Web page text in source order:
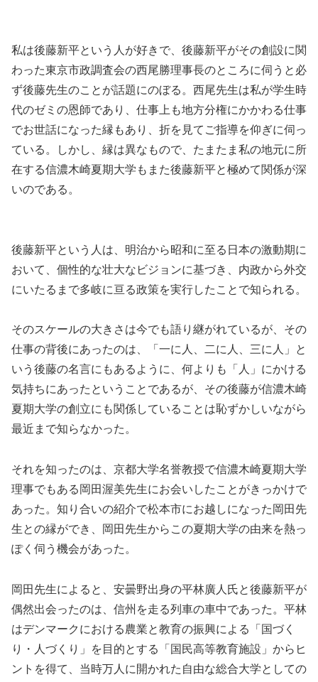
私は後藤新平という人が好きで、後藤新平がその創設に関
わった東京市政調査会の西尾勝理事長のところに伺うと必
ず後藤先生のことが話題にのぼる。西尾先生は私が学生時
代のゼミの恩師であり、仕事上も地方分権にかかわる仕事
でお世話になった縁もあり、折を見てご指導を仰ぎに伺っ
ている。しかし、縁は異なもので、たまたま私の地元に所
在する信濃木崎夏期大学もまた後藤新平と極めて関係が深
いのである。
後藤新平という人は、明治から昭和に至る日本の激動期に
おいて、個性的な壮大なビジョンに基づき、内政から外交
にいたるまで多岐に亘る政策を実行したことで知られる。
そのスケールの大きさは今でも語り継がれているが、その
仕事の背後にあったのは、「一に人、二に人、三に人」と
いう後藤の名言にもあるように、何よりも「人」にかける
気持ちにあったということであるが、その後藤が信濃木崎
夏期大学の創立にも関係していることは恥ずかしいながら
最近まで知らなかった。
それを知ったのは、京都大学名誉教授で信濃木崎夏期大学
理事でもある岡田渥美先生にお会いしたことがきっかけで
あった。知り合いの紹介で松本市にお越しになった岡田先
生との縁ができ、岡田先生からこの夏期大学の由来を熱っ
ぽく伺う機会があった。
岡田先生によると、安曇野出身の平林廣人氏と後藤新平が
偶然出会ったのは、信州を走る列車の車中であった。平林
はデンマークにおける農業と教育の振興による「国づく
り・人づくり」を目的とする「国民高等教育施設」からヒ
ントを得て、当時万人に開かれた自由な総合大学としての